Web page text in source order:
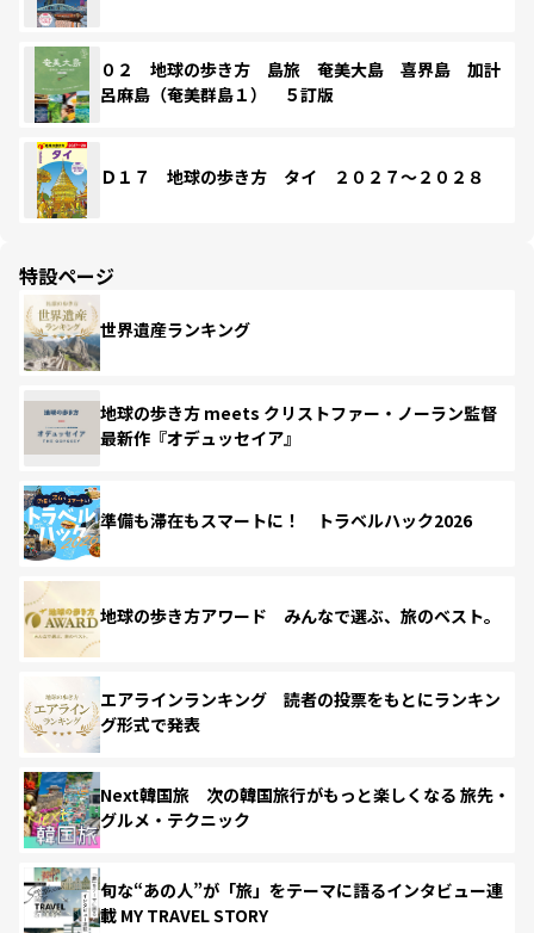
０２ 地球の歩き方 島旅 奄美大島 喜界島 加計
呂麻島（奄美群島１） ５訂版
Ｄ１７ 地球の歩き方 タイ ２０２７～２０２８
特設ページ
世界遺産ランキング
地球の歩き方 meets クリストファー・ノーラン監督
最新作『オデュッセイア』
準備も滞在もスマートに！ トラベルハック2026
地球の歩き方アワード みんなで選ぶ、旅のベスト。
エアラインランキング 読者の投票をもとにランキン
グ形式で発表
Next韓国旅 次の韓国旅行がもっと楽しくなる 旅先・
グルメ・テクニック
旬な“あの人”が「旅」をテーマに語るインタビュー連
載 MY TRAVEL STORY